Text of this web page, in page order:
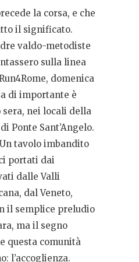
la corsa, e che
il significato.
valdo-metodiste
sulla linea
domenica
di importante è
sera, nei locali della
Ponte Sant’Angelo.
tavolo imbandito
portati dai
dalle Valli
dal Veneto,
il semplice preludio
ma il segno
questa comunità
l’accoglienza.